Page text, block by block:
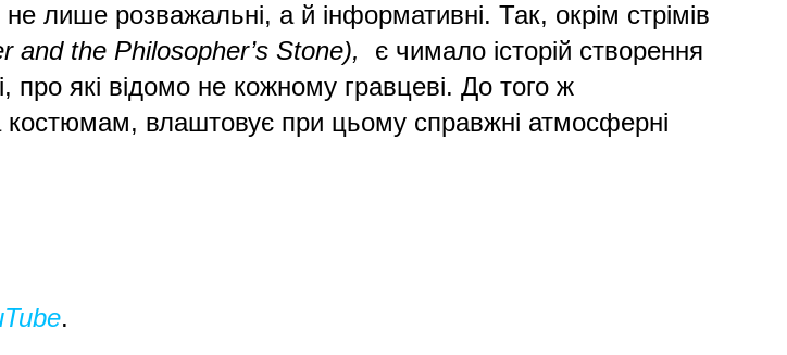
лише розважальні, а й інформативні. Так, окрім стрімів
and the Philosopher’s Stone),
є чимало історій створення
про які відомо не кожному гравцеві. До того ж
костюмам, влаштовує при цьому справжні атмосферні
.